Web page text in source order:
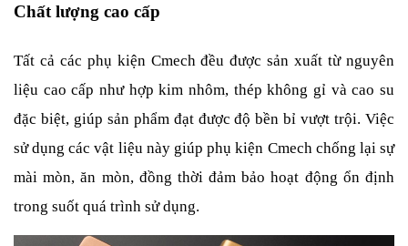
Chất lượng cao cấp
Tất cả các phụ kiện Cmech đều được sản xuất từ nguyên
liệu cao cấp như hợp kim nhôm, thép không gỉ và cao su
đặc biệt, giúp sản phẩm đạt được độ bền bỉ vượt trội. Việc
sử dụng các vật liệu này giúp phụ kiện Cmech chống lại sự
mài mòn, ăn mòn, đồng thời đảm bảo hoạt động ổn định
trong suốt quá trình sử dụng.